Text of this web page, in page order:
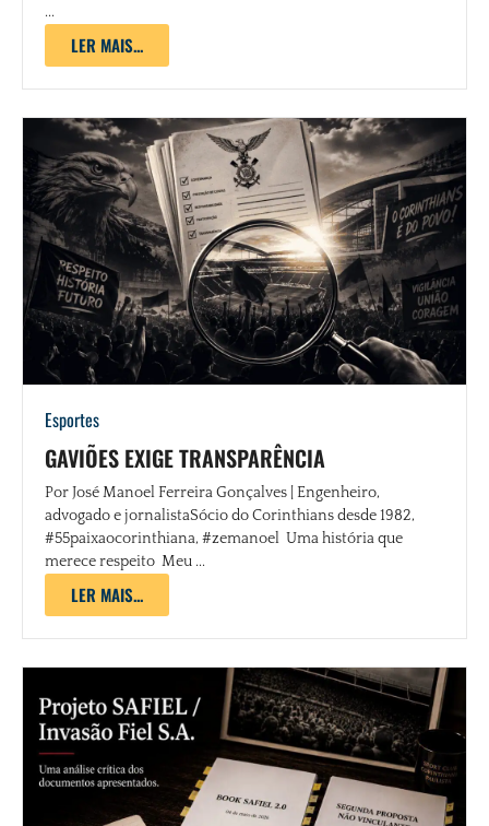
...
LER MAIS...
Esportes
GAVIÕES EXIGE TRANSPARÊNCIA
Por José Manoel Ferreira Gonçalves | Engenheiro,
advogado e jornalistaSócio do Corinthians desde 1982,
#55paixaocorinthiana, #zemanoel Uma história que
merece respeito Meu ...
LER MAIS...